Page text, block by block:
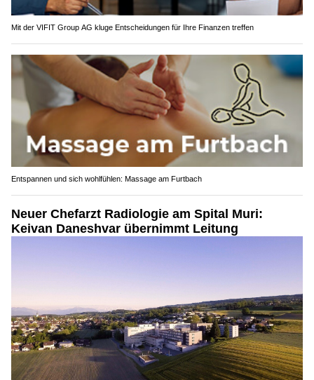
Mit der VIFIT Group AG kluge Entscheidungen für Ihre Finanzen treffen
Entspannen und sich wohlfühlen: Massage am Furtbach
Neuer Chefarzt Radiologie am Spital Muri:
Keivan Daneshvar übernimmt Leitung